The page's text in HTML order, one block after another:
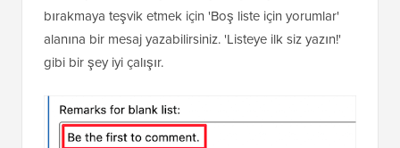
bırakmaya teşvik etmek için 'Boş liste için yorumlar'
alanına bir mesaj yazabilirsiniz. 'Listeye ilk siz yazın!'
gibi bir şey iyi çalışır.